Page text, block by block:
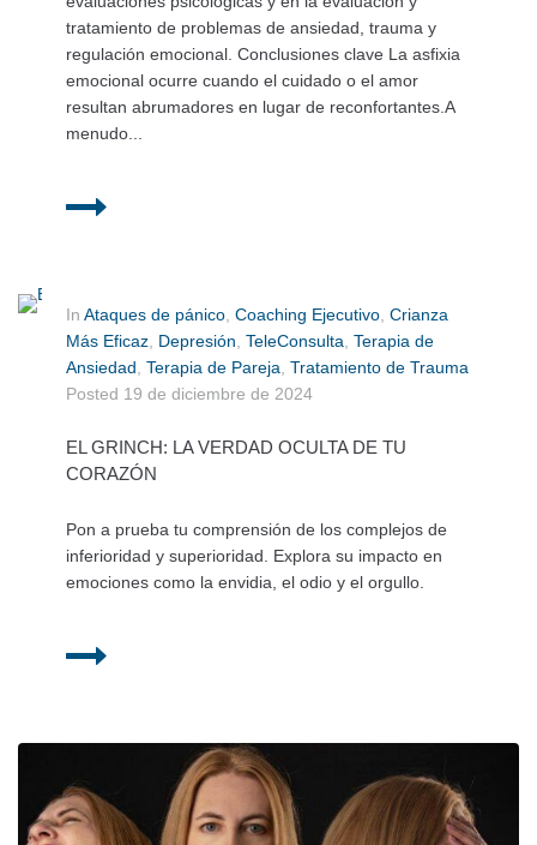
tratamiento de problemas de ansiedad, trauma y
regulación emocional. Conclusiones clave La asfixia
emocional ocurre cuando el cuidado o el amor
resultan abrumadores en lugar de reconfortantes.A
menudo...
In Ataques de pánico Coaching Ejecutivo Crianza
Más Eficaz Depresión TeleConsulta Terapia de
Ansiedad Terapia de Pareja Tratamiento de Trauma
Posted 19 de diciembre de 2024
EL GRINCH: LA VERDAD OCULTA DE TU
CORAZÓN
Pon a prueba tu comprensión de los complejos de
inferioridad y superioridad. Explora su impacto en
emociones como la envidia, el odio y el orgullo.